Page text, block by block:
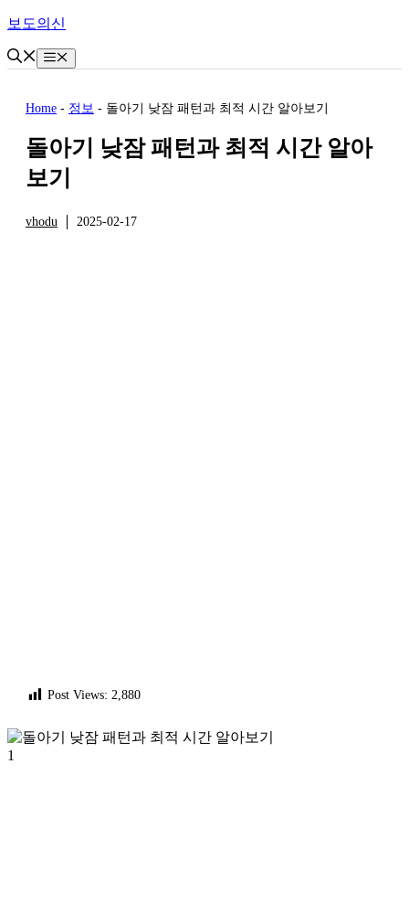
Skip
content
보도의신
Menu
Home - 정보 - 돌아기 낮잠 패턴과 최적 시간 알아보기
돌아기 낮잠 패턴과 최적 시간 알아
보기
vhodu 2025-02-17
Post Views: 2,880